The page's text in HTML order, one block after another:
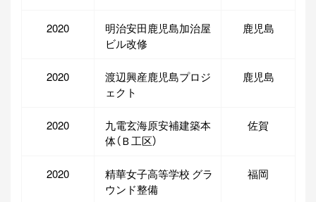
2020
明治安田鹿児島加治屋
ビル改修
鹿児島
2020
渡辺興産鹿児島プロジ
ェクト
鹿児島
2020
九電玄海原安補建築本
体（Ｂ工区）
佐賀
2020
精華女子高等学校 グラ
ウンド整備
福岡